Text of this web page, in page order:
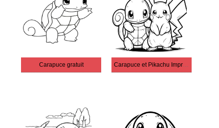
Carapuce gratuit Carapuce et Pikachu Imprimer